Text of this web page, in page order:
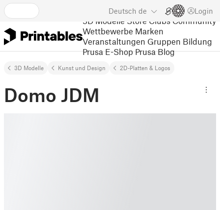
Deutsch de Login
3D Modelle Store Clubs Community
Wettbewerbe Marken
Veranstaltungen Gruppen Bildung
Prusa E-Shop Prusa Blog
3D Modelle Kunst und Design 2D-Platten & Logos
Domo JDM